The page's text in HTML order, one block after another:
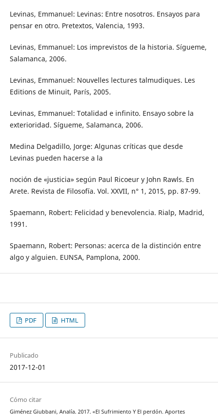
Levinas, Emmanuel: Levinas: Entre nosotros. Ensayos para
pensar en otro. Pretextos, Valencia, 1993.
Levinas, Emmanuel: Los imprevistos de la historia. Sígueme,
Salamanca, 2006.
Levinas, Emmanuel: Nouvelles lectures talmudiques. Les
Editions de Minuit, París, 2005.
Levinas, Emmanuel: Totalidad e infinito. Ensayo sobre la
exterioridad. Sígueme, Salamanca, 2006.
Medina Delgadillo, Jorge: Algunas críticas que desde
Levinas pueden hacerse a la
noción de «justicia» según Paul Ricoeur y John Rawls. En
Arete. Revista de Filosofía. Vol. XXVII, n° 1, 2015, pp. 87-99.
Spaemann, Robert: Felicidad y benevolencia. Rialp, Madrid,
1991.
Spaemann, Robert: Personas: acerca de la distinción entre
algo y alguien. EUNSA, Pamplona, 2000.
PDF HTML
Publicado
2017-12-01
Cómo citar
Giménez Giubbani, Analía. 2017. «El Sufrimiento Y El perdón. Aportes